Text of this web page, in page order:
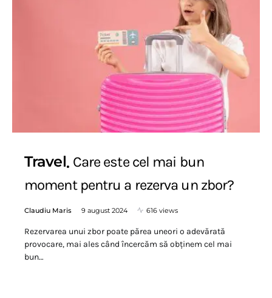
Travel Care este cel mai bun
moment pentru a rezerva un zbor?
Claudiu Maris 9 august 2024 616 views
Rezervarea unui zbor poate părea uneori o adevărată
provocare, mai ales când încercăm să obținem cel mai
bun…